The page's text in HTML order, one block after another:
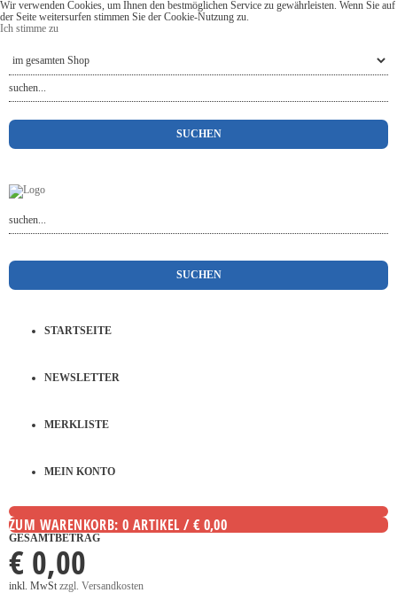
Wir verwenden Cookies, um Ihnen den bestmöglichen Service zu gewährleisten. Wenn Sie auf
der Seite weitersurfen stimmen Sie der Cookie-Nutzung zu.
Ich stimme zu
STARTSEITE
NEWSLETTER
MERKLISTE
MEIN KONTO
ZUM WARENKORB: 0 ARTIKEL / € 0,00
GESAMTBETRAG
€ 0,00
inkl. MwSt zzgl. Versandkosten